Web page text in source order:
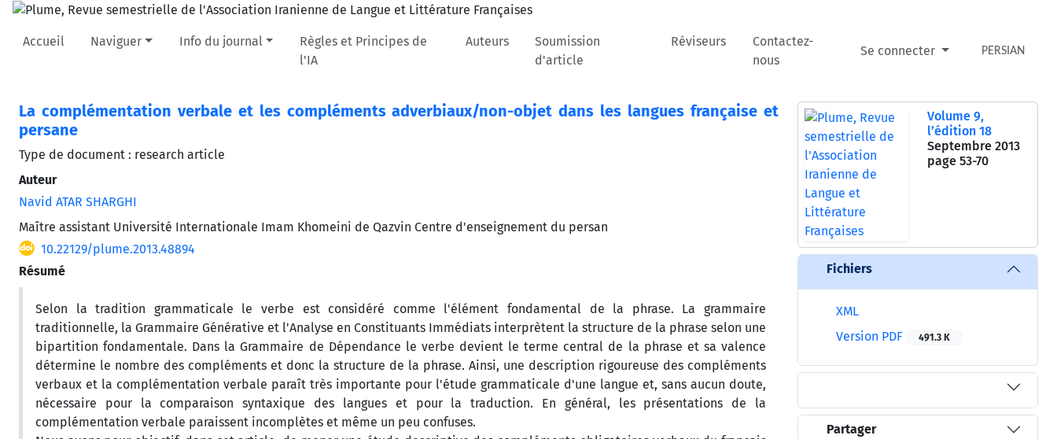
Accueil Naviguer Info du journal
Règles et Principes de
l'IA
Auteurs
Soumission
d'article
Réviseurs
Contactez-
nous
Se connecter PERSIAN
La complémentation verbale et les compléments adverbiaux/non-objet dans les langues française et
persane
Type de document : research article
Auteur
Navid ATAR SHARGHI
Maître assistant Université Internationale Imam Khomeini de Qazvin Centre d'enseignement du persan
10.22129/plume.2013.48894
Résumé
Selon la tradition grammaticale le verbe est considéré comme l'élément fondamental de la phrase. La grammaire
traditionnelle, la Grammaire Générative et l'Analyse en Constituants Immédiats interprètent la structure de la phrase selon une
bipartition fondamentale. Dans la Grammaire de Dépendance le verbe devient le terme central de la phrase et sa valence
détermine le nombre des compléments et donc la structure de la phrase. Ainsi, une description rigoureuse des compléments
verbaux et la complémentation verbale paraît très importante pour l'étude grammaticale d'une langue et, sans aucun doute,
nécessaire pour la comparaison syntaxique des langues et pour la traduction. En général, les présentations de la
complémentation verbale paraissent incomplètes et même un peu confuses.
Volume 9,
l’édition 18
Septembre 2013
page 53-70
Fichiers
XML
Version PDF
491.3 K
Partager